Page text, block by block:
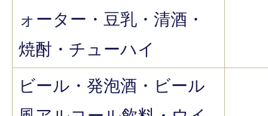
ォーター・豆乳・清酒・
焼酎・チューハイ
ビール・発泡酒・ビール